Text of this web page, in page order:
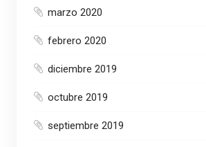
marzo 2020
febrero 2020
diciembre 2019
octubre 2019
septiembre 2019